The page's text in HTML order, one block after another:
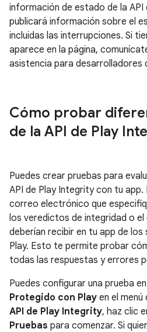
información de estado de la API
publicará información sobre el
incluidas las interrupciones. Si
aparece en la página,
asistencia para desarrolladores
Cómo probar
de la API de Play
Puedes crear pruebas para
API de Play Integrity con tu
correo electrónico que
los veredictos de integridad o
deberían recibir en tu app de
Play. Esto te permite probar
todas las respuestas y errores
Puedes configurar una prueba
Protegido con Play en el menú
API de Play Integrity, haz clic
Pruebas para comenzar. Si